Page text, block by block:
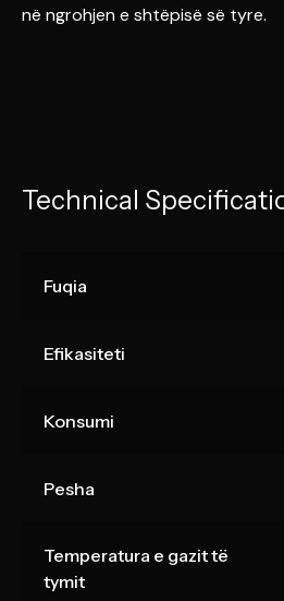
në ngrohjen e shtëpisë së tyre.
Technical
Fuqia
Efikasiteti
Konsumi
Pesha
Temperatura e gazit të
tymit